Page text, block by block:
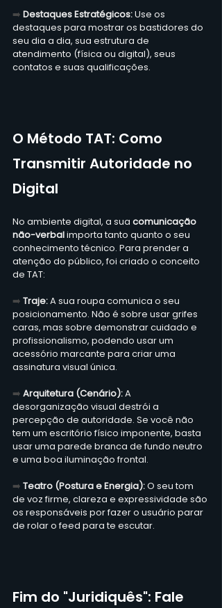
➡️ Destaques Estratégicos: Use os
destaques para mostrar os bastidores do
seu dia a dia, sua estrutura de
atendimento (física ou digital), seus
contatos e suas qualificações.
O Método TAT: Como
Transmitir Autoridade no
Digital
No ambiente digital, a sua comunicação
não-verbal importa tanto quanto o seu
conhecimento técnico. Para prender a
atenção do público, foi criado o conceito
de TAT:
➡️ Traje: A sua roupa comunica o seu
posicionamento. Não é sobre usar grifes
caras, mas sobre demonstrar cuidado e
profissionalismo, podendo usar um
acessório marcante para criar uma
assinatura visual única.
➡️ Arquitetura (Cenário): A
desorganização visual destrói a
percepção de autoridade. Se você não
tem um escritório físico imponente, basta
usar uma parede branca de fundo neutro
e uma boa iluminação frontal.
➡️ Teatro (Postura e Energia): O seu tom
de voz firme, clareza e expressividade são
os responsáveis por fazer o usuário parar
de rolar o feed para te escutar.
Fim do "Juridiquês": Fale